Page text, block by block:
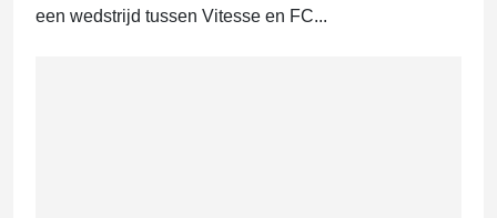
een wedstrijd tussen Vitesse en FC...